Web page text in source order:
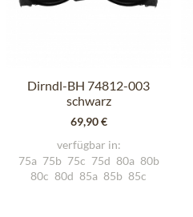
Dirndl-BH 74812-003
schwarz
69,90 €
verfügbar in:
75a 75b 75c 75d 80a 80b
80c 80d 85a 85b 85c